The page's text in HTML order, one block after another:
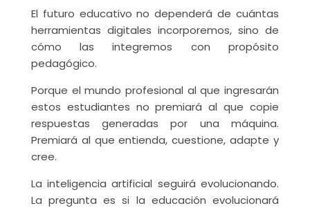
El futuro educativo no dependerá de cuántas
herramientas digitales incorporemos, sino de
cómo las integremos con propósito
pedagógico.
Porque el mundo profesional al que ingresarán
estos estudiantes no premiará al que copie
respuestas generadas por una máquina.
Premiará al que entienda, cuestione, adapte y
cree.
La inteligencia artificial seguirá evolucionando.
La pregunta es si la educación evolucionará